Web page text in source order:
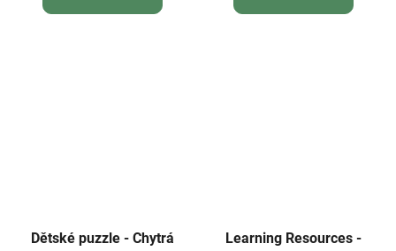
Dětské puzzle - Chytrá
Learning Resources -